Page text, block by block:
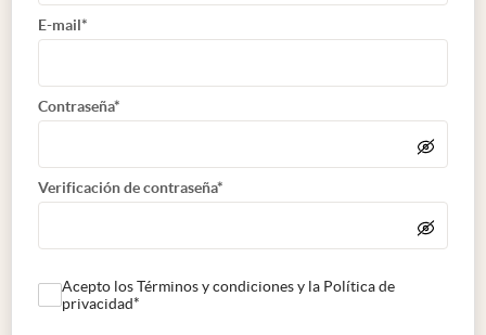
E-mail*
Contraseña*
Verificación de contraseña*
Acepto los Términos y condiciones y la Política de
privacidad*